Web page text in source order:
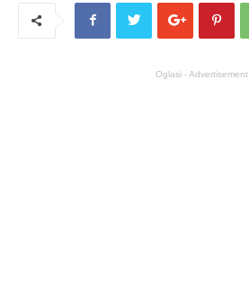
Oglasi - Advertisement